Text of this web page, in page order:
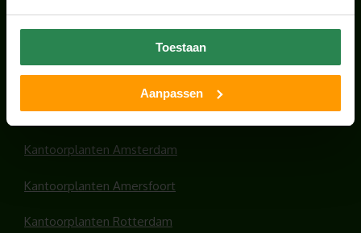
Toestaan
Aanpassen
Office plants
Kantoorplanten Utrecht
Kantoorplanten Amsterdam
Kantoorplanten Amersfoort
Kantoorplanten Rotterdam